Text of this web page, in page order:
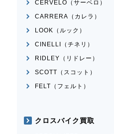
CERVELO（サーベロ）
CARRERA（カレラ）
LOOK（ルック）
CINELLI（チネリ）
RIDLEY（リドレー）
SCOTT（スコット）
FELT（フェルト）
クロスバイク買取